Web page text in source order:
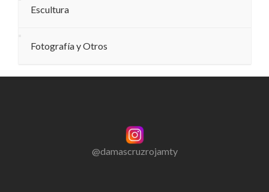
Escultura
Fotografía y Otros
@damascruzrojamty